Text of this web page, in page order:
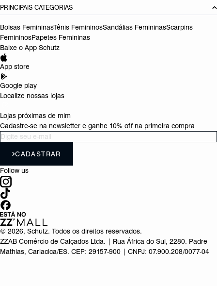
PRINCIPAIS CATEGORIAS
Bolsas FemininasTênis FemininosSandálias FemininasScarpins
FemininosPapetes Femininas
Baixe o App Schutz
App store
Google play
Localize nossas lojas
Lojas próximas de mim
Cadastre-se na newsletter e ganhe 10% off na primeira compra
CADASTRAR
Follow us
© 2026, Schutz. Todos os direitos reservados.
ZZAB Comércio de Calçados Ltda. | Rua África do Sul, 2280. Padre
Mathias, Cariacica/ES. CEP: 29157-900 | CNPJ: 07.900.208/0077-04